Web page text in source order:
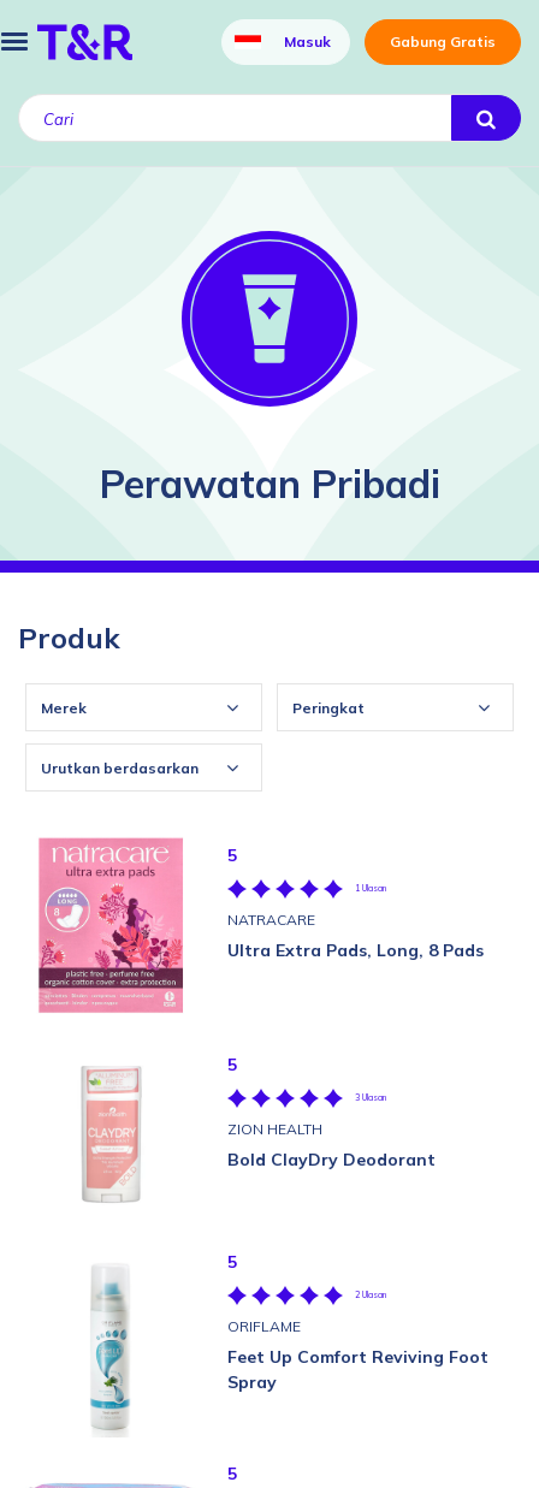
Masuk Gabung Gratis
Perawatan Pribadi
Produk
Merek Peringkat
Urutkan berdasarkan
5
1 Ulasan
NATRACARE
Ultra Extra Pads, Long, 8 Pads
5
3 Ulasan
ZION HEALTH
Bold ClayDry Deodorant
5
2 Ulasan
ORIFLAME
Feet Up Comfort Reviving Foot
Spray
5